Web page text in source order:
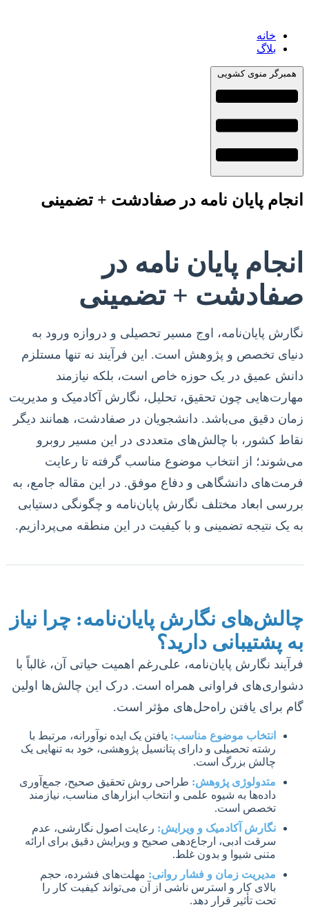
خانه
بلاگ
همبرگر منوی کشویی
انجام پایان نامه در صفادشت + تضمینی
انجام پایان نامه در
صفادشت + تضمینی
نگارش پایان‌نامه، اوج مسیر تحصیلی و دروازه ورود به
دنیای تخصص و پژوهش است. این فرآیند نه تنها مستلزم
دانش عمیق در یک حوزه خاص است، بلکه نیازمند
مهارت‌هایی چون تحقیق، تحلیل، نگارش آکادمیک و مدیریت
زمان دقیق می‌باشد. دانشجویان در صفادشت، همانند دیگر
نقاط کشور، با چالش‌های متعددی در این مسیر روبرو
می‌شوند؛ از انتخاب موضوع مناسب گرفته تا رعایت
فرمت‌های دانشگاهی و دفاع موفق. در این مقاله جامع، به
بررسی ابعاد مختلف نگارش پایان‌نامه و چگونگی دستیابی
به یک نتیجه تضمینی و با کیفیت در این منطقه می‌پردازیم.
چالش‌های نگارش پایان‌نامه: چرا نیاز
به پشتیبانی دارید؟
فرآیند نگارش پایان‌نامه، علی‌رغم اهمیت حیاتی آن، غالباً با
دشواری‌های فراوانی همراه است. درک این چالش‌ها اولین
گام برای یافتن راه‌حل‌های مؤثر است.
انتخاب موضوع مناسب: یافتن یک ایده نوآورانه، مرتبط با
رشته تحصیلی و دارای پتانسیل پژوهشی، خود به تنهایی یک
چالش بزرگ است.
متدولوژی پژوهش: طراحی روش تحقیق صحیح، جمع‌آوری
داده‌ها به شیوه علمی و انتخاب ابزارهای مناسب، نیازمند
تخصص است.
نگارش آکادمیک و ویرایش: رعایت اصول نگارشی، عدم
سرقت ادبی، ارجاع‌دهی صحیح و ویرایش دقیق برای ارائه
متنی شیوا و بدون غلط.
مدیریت زمان و فشار روانی: مهلت‌های فشرده، حجم
بالای کار و استرس ناشی از آن می‌تواند کیفیت کار را
تحت تأثیر قرار دهد.